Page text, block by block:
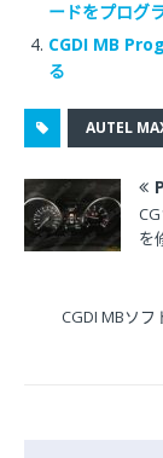
ードをプログ
CGDI MB
る
AUTEL
を
CGDI MBソフ